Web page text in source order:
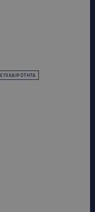
ΕΠΙΚΑΙΡΌΤΗΤΑ